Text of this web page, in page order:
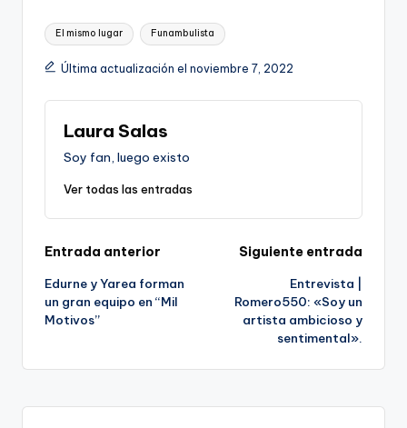
Etiquetas:
El mismo lugar Funambulista
Última actualización el noviembre 7, 2022
Laura Salas
Soy fan, luego existo
Ver todas las entradas
Navegación
de
entradas
Entrada anterior
Edurne y Yarea forman
un gran equipo en “Mil
Motivos”
Siguiente entrada
Entrevista |
Romero550: «Soy un
artista ambicioso y
sentimental».